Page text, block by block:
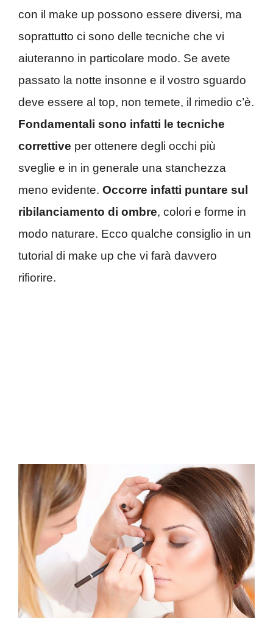
con il make up possono essere diversi, ma
soprattutto ci sono delle tecniche che vi
aiuteranno in particolare modo. Se avete
passato la notte insonne e il vostro sguardo
deve essere al top, non temete, il rimedio c’è.
Fondamentali sono infatti le tecniche
correttive per ottenere degli occhi più
sveglie e in in generale una stanchezza
meno evidente. Occorre infatti puntare sul
ribilanciamento di ombre, colori e forme in
modo naturare. Ecco qualche consiglio in un
tutorial di make up che vi farà davvero
rifiorire.